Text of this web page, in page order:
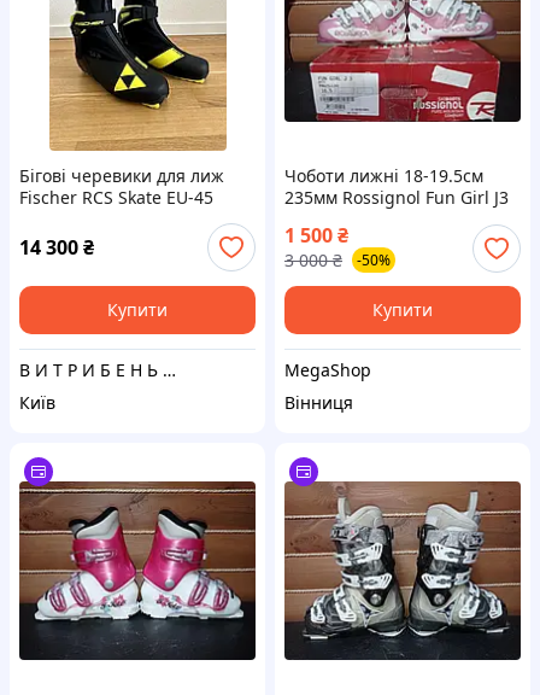
Бігові черевики для лиж
Fischer RCS Skate EU-45
14 300₴
Купити
В И Т Р И Б Е Н Ь К И
Київ
Чоботи лижні 18-19.5см
235мм Rossignol Fun Girl J3
1 500₴
3 000 ₴ -50%
Купити
MegaShop
Вінниця